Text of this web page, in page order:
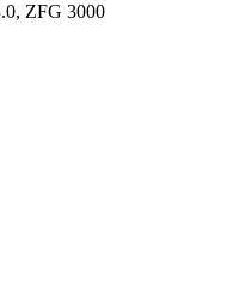
ZFG 3000